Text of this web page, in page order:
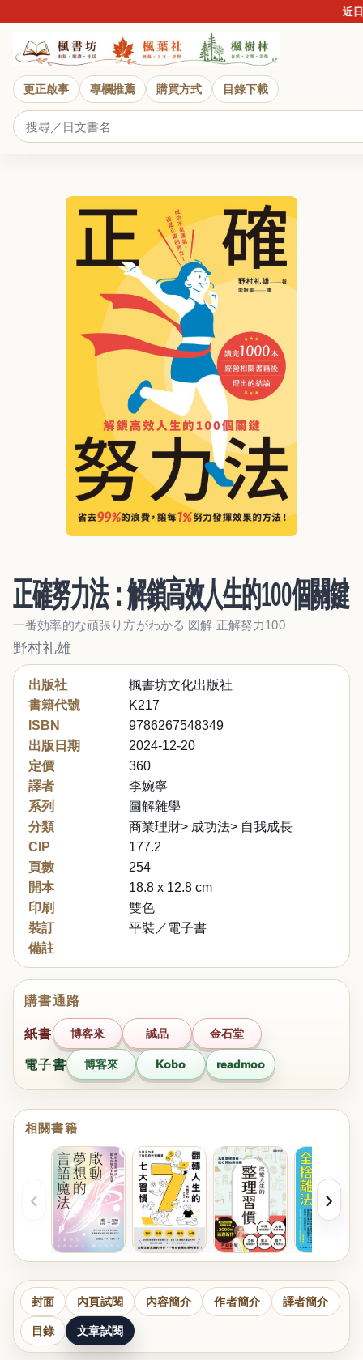
近日詐騙
更正啟事 專欄推薦 購買方式 目錄下載
正確努力法：解鎖高效人生的100個關鍵
一番効率的な頑張り方がわかる 図解 正解努力100
野村礼雄
出版社
楓書坊文化出版社
書籍代號
K217
ISBN
9786267548349
出版日期
2024-12-20
定價
360
譯者
李婉寧
系列
圖解雜學
分類
商業理財> 成功法> 自我成長
CIP
177.2
頁數
254
開本
18.8 x 12.8 cm
印刷
雙色
裝訂
平裝／電子書
備註
購書通路
紙書 博客來 誠品 金石堂
電子書 博客來 Kobo readmoo
相關書籍
‹ ›
封面 內頁試閱 內容簡介 作者簡介 譯者簡介
目錄 文章試閱